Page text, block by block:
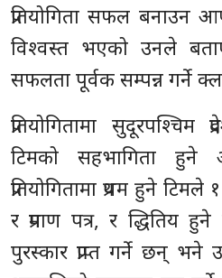
प्रतियोगिता सफल बनाउन
विश्वस्त भएको उनले
सफलता पूर्वक सम्पन्न गर्ने
प्रतियोगितामा
टिमको सहभागिता
प्रतियोगितामा प्रथम हुने
र प्रमाण पत्र, र द्धितिय
पुरस्कार प्राप्त गर्ने छन्